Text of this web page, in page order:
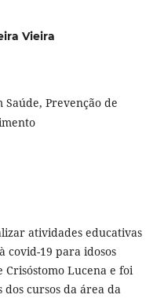
Vieira
Saúde, Prevenção de
atividades educativas
covid-19 para idosos
Crisóstomo Lucena e foi
cursos da área da